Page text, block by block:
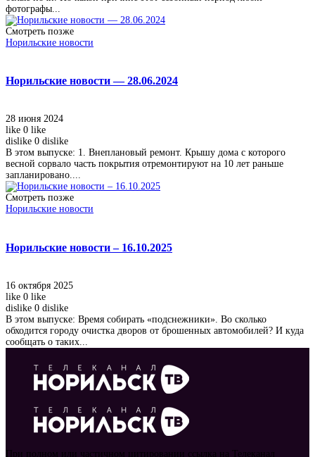
фотографы...
Смотреть позже
Норильские новости
Норильские новости — 28.06.2024
28 июня 2024
like 0 like
dislike 0 dislike
В этом выпуске: 1. Внеплановый ремонт. Крышу дома с которого
весной сорвало часть покрытия отремонтируют на 10 лет раньше
запланировано....
Смотреть позже
Норильские новости
Норильские новости – 16.10.2025
16 октября 2025
like 0 like
dislike 0 dislike
В этом выпуске: Время собирать «подснежники». Во сколько
обходится городу очистка дворов от брошенных автомобилей? И куда
сообщать о таких...
При полном или частичном цитировании ссылка на Телеканал